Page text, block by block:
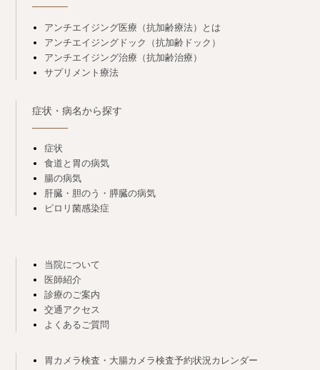
アンチエイジング医療（抗加齢療法）とは
アンチエイジングドック（抗加齢ドック）
アンチエイジング治療（抗加齢治療）
サプリメント療法
症状・病名から探す
症状
食道と胃の病気
腸の病気
肝臓・胆のう・膵臓の病気
ピロリ菌感染症
当院について
医師紹介
診療のご案内
交通アクセス
よくあるご質問
胃カメラ検査・大腸カメラ検査予約状況カレンダー